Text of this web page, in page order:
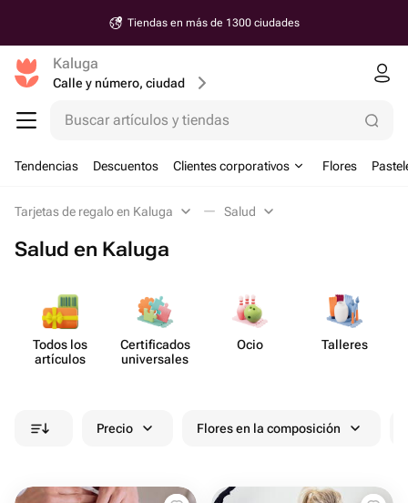
Tiendas en más de 1300 ciudades
Kaluga
Calle y número, ciudad
Buscar artículos y tiendas
Tendencias Descuentos Clientes corporativos Flores
Tarjetas de regalo en Kaluga Salud
Salud en Kaluga
Todos los
artículos
Certif​icados
unive​rsales
Ocio Talleres
Precio Flores en la composición